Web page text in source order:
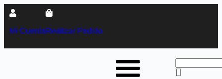
Mi CuentaRealizar Pedido